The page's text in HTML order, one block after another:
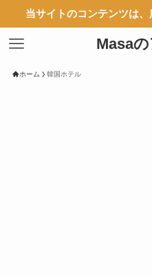
当サイトのコンテンツは、
Masa
ホーム 韓国ホテル